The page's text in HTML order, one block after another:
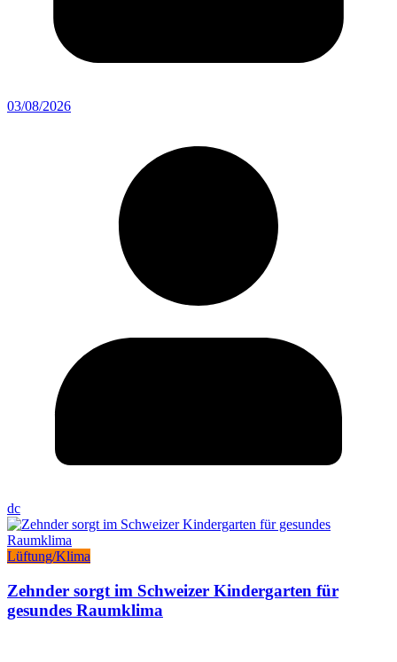
03/08/2026
dc
Lüftung/Klima
Zehnder sorgt im Schweizer Kindergarten für
gesundes Raumklima